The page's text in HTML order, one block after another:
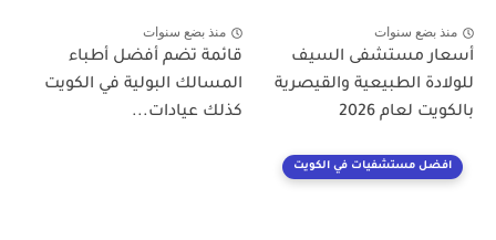
منذ بضع سنوات
أسعار مستشفى السيف
للولادة الطبيعية والقيصرية
بالكويت لعام 2026
منذ بضع سنوات
قائمة تضم أفضل أطباء
المسالك البولية في الكويت
كذلك عيادات...
افضل مستشفيات في الكويت